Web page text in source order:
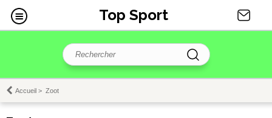
Top Sport
Accueil > Zoot